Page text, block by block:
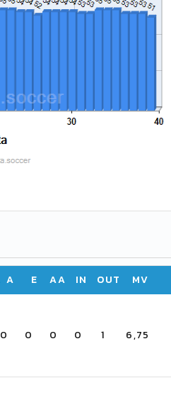
A E AA IN OUT MV
0 0 0 0 1 6,75